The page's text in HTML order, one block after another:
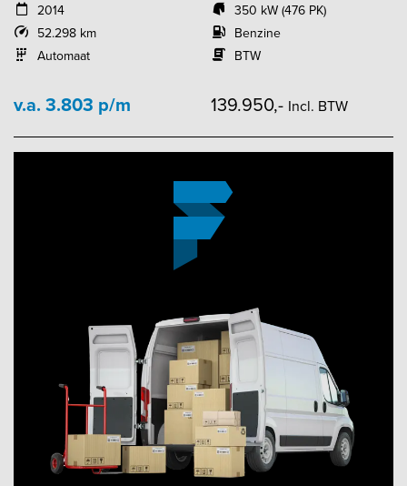
2014
52.298 km
Automaat
350 kW (476 PK)
Benzine
BTW
v.a. 3.803 p/m 139.950,- Incl. BTW